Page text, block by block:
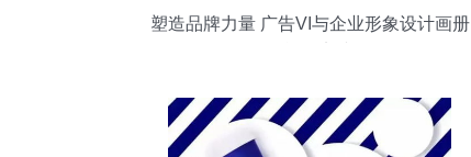
塑造品牌力量 广告VI与企业形象设计画册